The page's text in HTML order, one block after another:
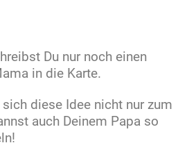
Du nur noch einen
in die Karte.
diese Idee nicht nur zum
auch Deinem Papa so